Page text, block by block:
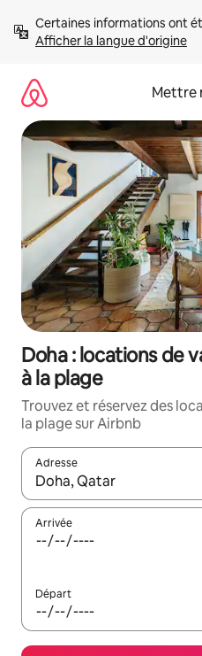
directement
Afficher la langue d'origine
Mettre
Doha : locations de
à la plage
Trouvez et réservez des
la plage sur Airbnb
Adresse
Lorsque les résultats
Arrivée
Départ